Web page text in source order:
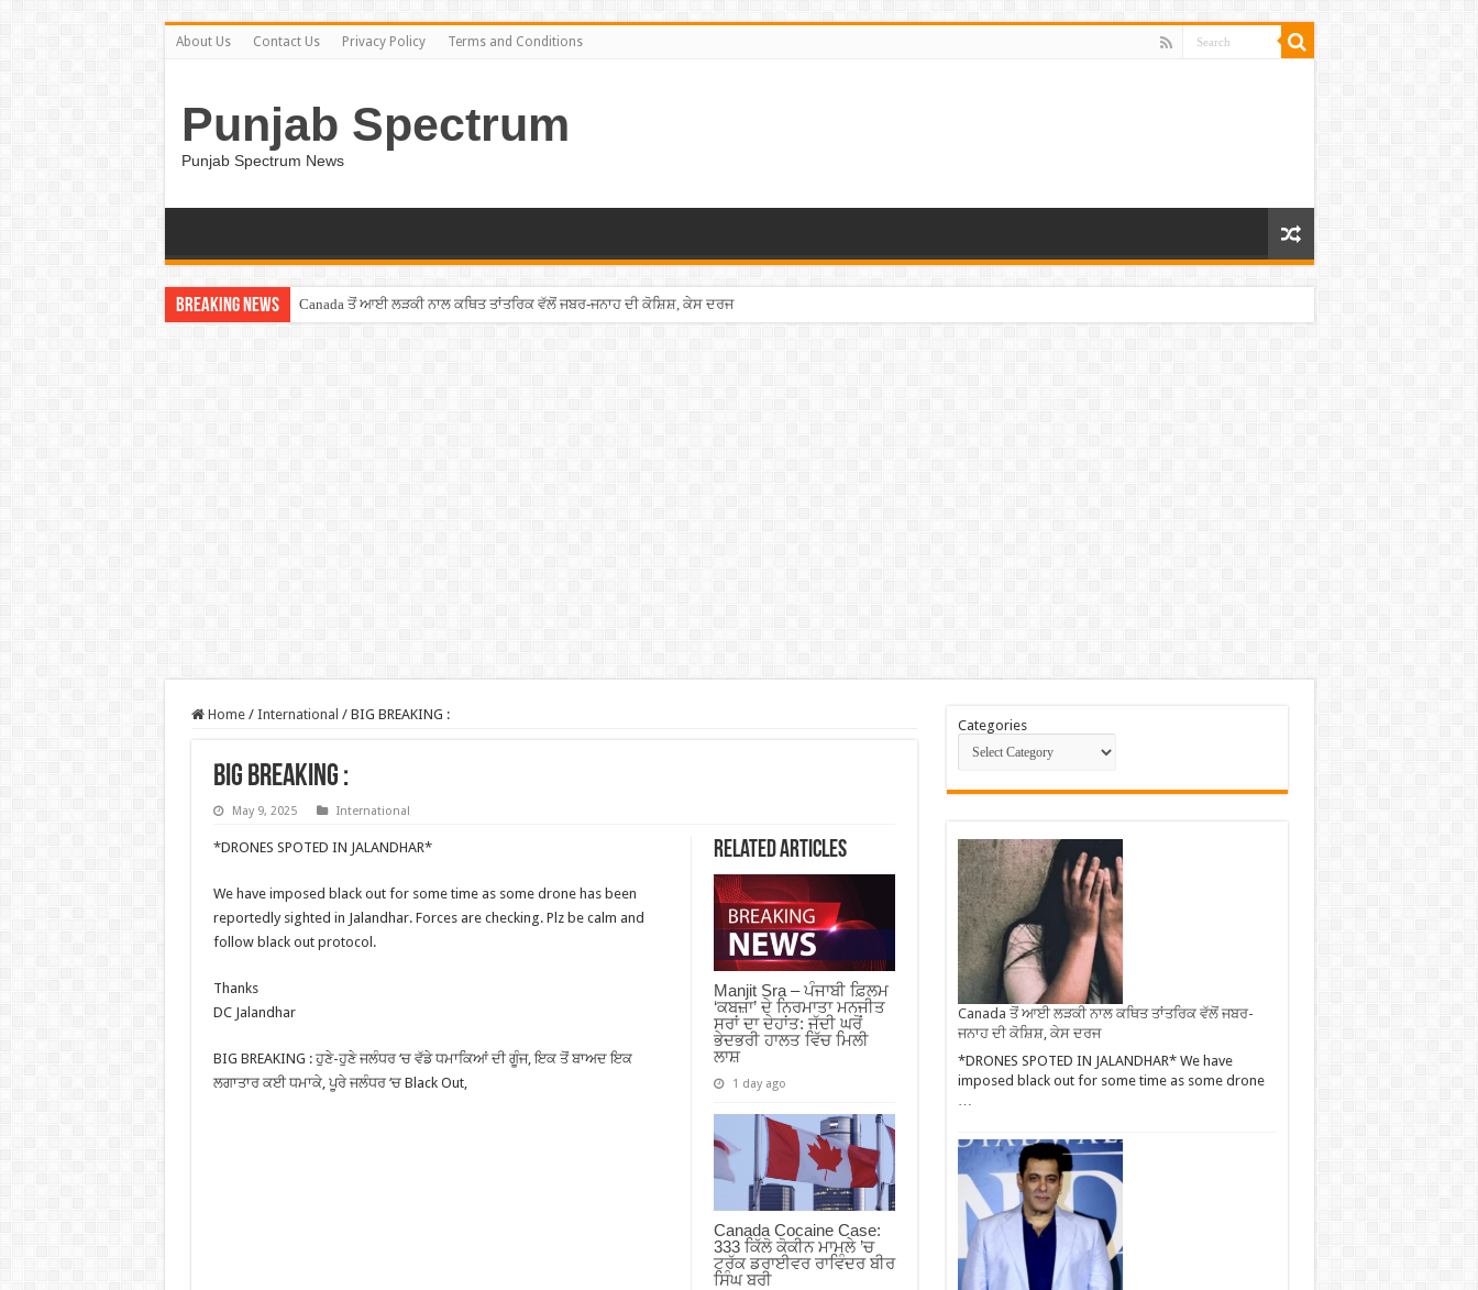
About Us Contact Us Privacy Policy Terms and Conditions
Punjab Spectrum
Punjab Spectrum News
Breaking News Canada ਤੋਂ ਆਈ ਲੜਕੀ ਨਾਲ ਕਥਿਤ ਤਾਂਤਰਿਕ ਵੱਲੋਂ ਜਬਰ-ਜਨਾਹ ਦੀ ਕੋਸ਼ਿਸ਼, ਕੇਸ ਦਰਜ
Home / International / BIG BREAKING :
BIG BREAKING :
May 9, 2025 International
Related Articles
Manjit Sra – ਪੰਜਾਬੀ ਫ਼ਿਲਮ
‘ਕਬਜ਼ਾ’ ਦੇ ਨਿਰਮਾਤਾ ਮਨਜੀਤ
ਸਰਾਂ ਦਾ ਦੇਹਾਂਤ: ਜੱਦੀ ਘਰੋਂ
ਭੇਦਭਰੀ ਹਾਲਤ ਵਿੱਚ ਮਿਲੀ
ਲਾਸ਼
1 day ago
Canada Cocaine Case:
333 ਕਿੱਲੋ ਕੋਕੀਨ ਮਾਮਲੇ ’ਚ
ਟਰੱਕ ਡਰਾਈਵਰ ਰਾਵਿੰਦਰ ਬੀਰ
ਸਿੰਘ ਬਰੀ
*DRONES SPOTED IN JALANDHAR*
We have imposed black out for some time as some drone has been
reportedly sighted in Jalandhar. Forces are checking. Plz be calm and
follow black out protocol.
Thanks
DC Jalandhar
BIG BREAKING : ਹੁਣੇ-ਹੁਣੇ ਜਲੰਧਰ ‘ਚ ਵੱਡੇ ਧਮਾਕਿਆਂ ਦੀ ਗੂੰਜ, ਇਕ ਤੋਂ ਬਾਅਦ ਇਕ
ਲਗਾਤਾਰ ਕਈ ਧਮਾਕੇ, ਪੂਰੇ ਜਲੰਧਰ ‘ਚ Black Out,
Categories
Canada ਤੋਂ ਆਈ ਲੜਕੀ ਨਾਲ ਕਥਿਤ ਤਾਂਤਰਿਕ ਵੱਲੋਂ ਜਬਰ-
ਜਨਾਹ ਦੀ ਕੋਸ਼ਿਸ਼, ਕੇਸ ਦਰਜ
*DRONES SPOTED IN JALANDHAR* We have
imposed black out for some time as some drone